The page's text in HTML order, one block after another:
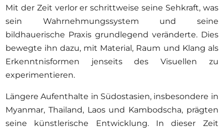
Mit der Zeit verlor er schrittweise seine Sehkraft, was
sein Wahrnehmungssystem und seine
bildhauerische Praxis grundlegend veränderte. Dies
bewegte ihn dazu, mit Material, Raum und Klang als
Erkenntnisformen jenseits des Visuellen zu
experimentieren.
Längere Aufenthalte in Südostasien, insbesondere in
Myanmar, Thailand, Laos und Kambodscha, prägten
seine künstlerische Entwicklung. In dieser Zeit